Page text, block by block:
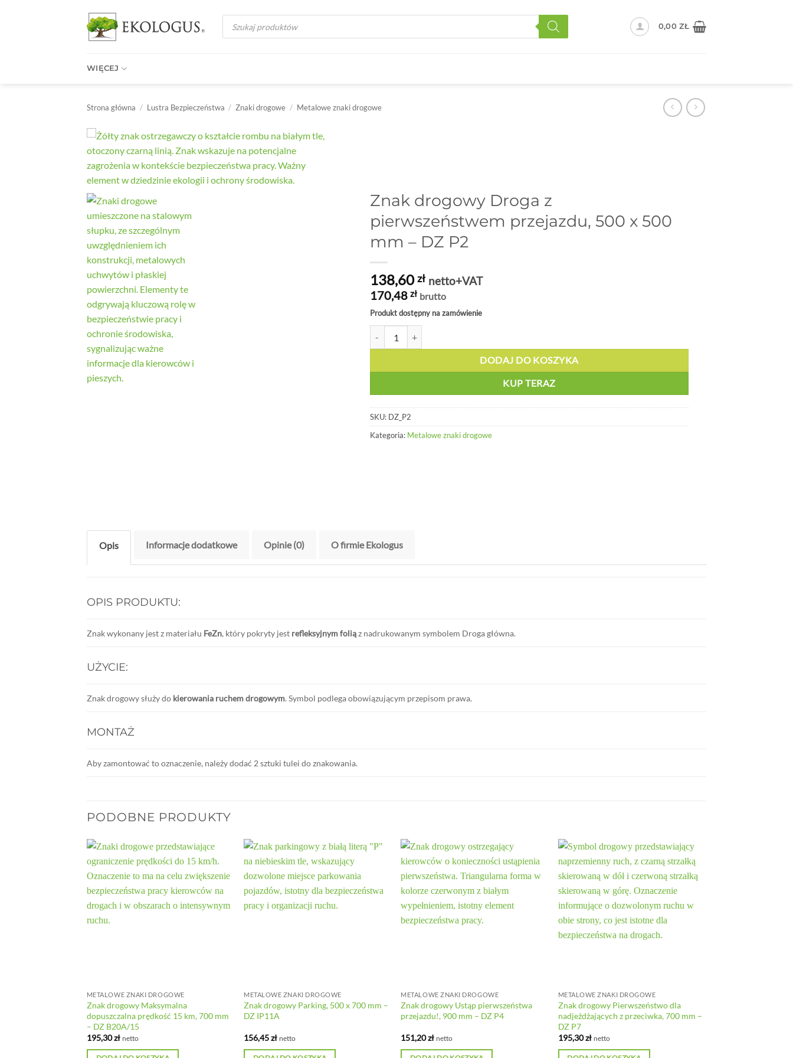
Wyszukiwarka
produktów
0,00ZŁ
WIĘCEJ
Strona główna / Lustra Bezpieczeństwa / Znaki drogowe / Metalowe znaki drogowe
Znak drogowy Droga z
pierwszeństwem przejazdu, 500 x 500
mm – DZ P2
138,60zł netto+VAT
170,48 zł brutto
Produkt dostępny na zamówienie
DODAJ DO KOSZYKA
KUP TERAZ
SKU: DZ_P2
Kategoria: Metalowe znaki drogowe
Opis Informacje dodatkowe Opinie (0) O firmie Ekologus
OPIS PRODUKTU:
Znak wykonany jest z materiału FeZn, który pokryty jest refleksyjnym foliąz nadrukowanym symbolem Droga główna.
UŻYCIE:
Znak drogowy służy do kierowania ruchem drogowym. Symbol podlega obowiązującym przepisom prawa.
MONTAŻ
Aby zamontować to oznaczenie, należy dodać 2 sztuki tulei do znakowania.
PODOBNE PRODUKTY
METALOWE ZNAKI DROGOWE
Znak drogowy Maksymalna
dopuszczalna prędkość 15 km, 700 mm
– DZ B20A/15
195,30zł netto
METALOWE ZNAKI DROGOWE
Znak drogowy Parking, 500 x 700 mm –
DZ IP11A
156,45zł netto
METALOWE ZNAKI DROGOWE
Znak drogowy Ustąp pierwszeństwa
przejazdu!, 900 mm – DZ P4
151,20zł netto
METALOWE ZNAKI DROGOWE
Znak drogowy Pierwszeństwo dla
nadjeżdżających z przeciwka, 700 mm –
DZ P7
195,30zł netto